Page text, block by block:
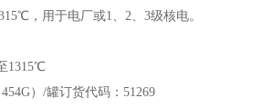
，用于电厂或1、2、3级核电。
1315℃
）/罐订货代码：51269